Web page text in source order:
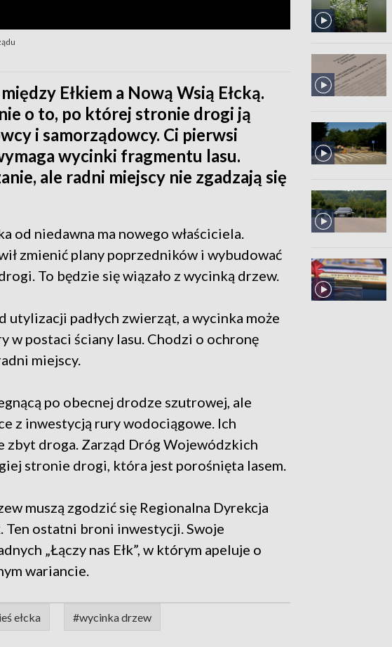
Ełkiem a Nową Wsią Ełcką.
o to, po której stronie drogi ją
i samorządowcy. Ci pierwsi
wycinki fragmentu lasu.
ale radni miejscy nie zgadzają się
od niedawna ma nowego właściciela.
zmienić plany poprzedników i wybudować
To będzie się wiązało z wycinką drzew.
utylizacji padłych zwierząt, a wycinka może
w postaci ściany lasu. Chodzi o ochronę
miejscy.
po obecnej drodze szutrowej, ale
z inwestycją rury wodociągowe. Ich
zbyt droga. Zarząd Dróg Wojewódzkich
stronie drogi, która jest porośnięta lasem.
muszą zgodzić się Regionalna Dyrekcja
Ten ostatni broni inwestycji. Swoje
„Łączy nas Ełk”, w którym apeluje o
wariancie.
ełcka #wycinka drzew